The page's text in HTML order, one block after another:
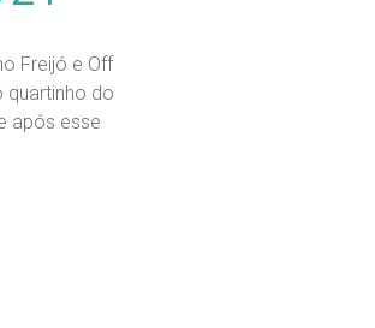
Freijó e Off
do
após esse